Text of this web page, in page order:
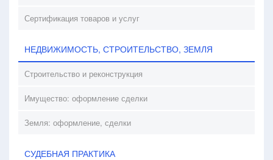
Сертификация товаров и услуг
НЕДВИЖИМОСТЬ, СТРОИТЕЛЬСТВО, ЗЕМЛЯ
Строительство и реконструкция
Имущество: оформление сделки
Земля: оформление, сделки
СУДЕБНАЯ ПРАКТИКА